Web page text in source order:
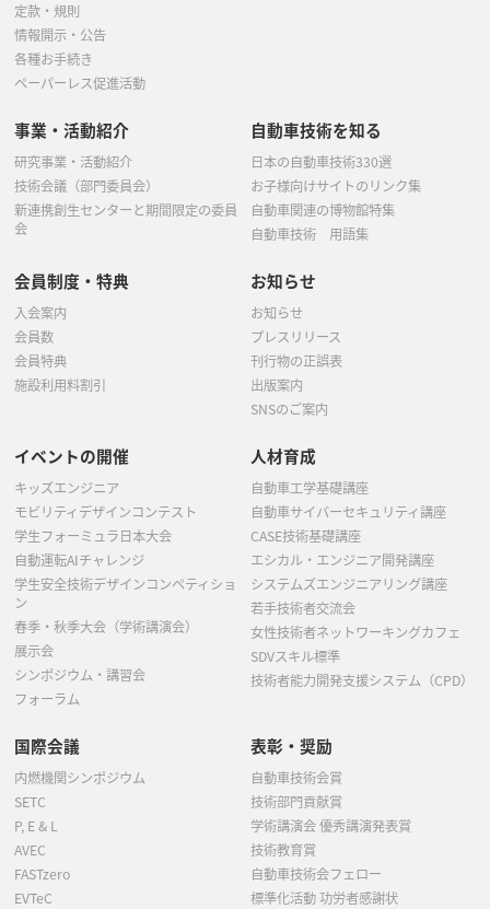
定款・規則
情報開示・公告
各種お手続き
ペーパーレス促進活動
事業・活動紹介
研究事業・活動紹介
技術会議（部門委員会）
新連携創生センターと期間限定の委員
会
自動車技術を知る
日本の自動車技術330選
お子様向けサイトのリンク集
自動車関連の博物館特集
自動車技術 用語集
会員制度・特典
入会案内
会員数
会員特典
施設利用料割引
お知らせ
お知らせ
プレスリリース
刊行物の正誤表
出版案内
SNSのご案内
イベントの開催
キッズエンジニア
モビリティデザインコンテスト
学生フォーミュラ日本大会
自動運転AIチャレンジ
学生安全技術デザインコンペティショ
ン
春季・秋季大会（学術講演会）
展示会
シンポジウム・講習会
フォーラム
人材育成
自動車工学基礎講座
自動車サイバーセキュリティ講座
CASE技術基礎講座
エシカル・エンジニア開発講座
システムズエンジニアリング講座
若手技術者交流会
女性技術者ネットワーキングカフェ
SDVスキル標準
技術者能力開発支援システム（CPD）
国際会議
内燃機関シンポジウム
SETC
P, E & L
AVEC
FASTzero
EVTeC
表彰・奨励
自動車技術会賞
技術部門貢献賞
学術講演会 優秀講演発表賞
技術教育賞
自動車技術会フェロー
標準化活動 功労者感謝状